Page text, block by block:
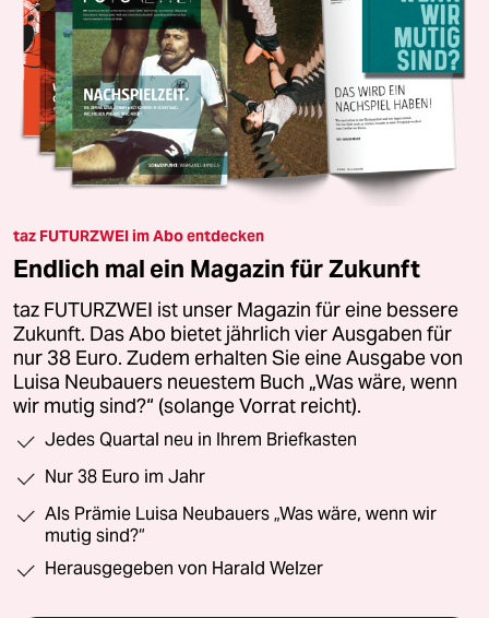
taz FUTURZWEI im Abo entdecken
Endlich mal ein Magazin für Zukunft
taz FUTURZWEI ist unser Magazin für eine bessere
Zukunft. Das Abo bietet jährlich vier Ausgaben für
nur 38 Euro. Zudem erhalten Sie eine Ausgabe von
Luisa Neubauers neuestem Buch „Was wäre, wenn
wir mutig sind?“ (solange Vorrat reicht).
Jedes Quartal neu in Ihrem Briefkasten
Nur 38 Euro im Jahr
Als Prämie Luisa Neubauers „Was wäre, wenn wir
mutig sind?“
Herausgegeben von Harald Welzer